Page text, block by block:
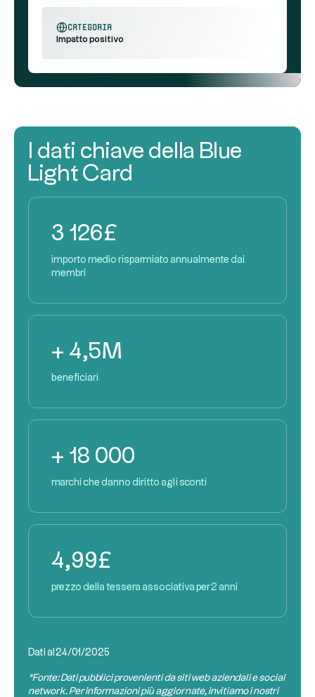
categoria
Impatto positivo
I dati chiave della Blue
Light Card
3 126£
importo medio risparmiato annualmente dai
membri
+ 4,5M
beneficiari
+ 18 000
marchi che danno diritto agli sconti
4,99£
prezzo della tessera associativa per 2 anni
Dati al 24/01/2025
*Fonte: Dati pubblici provenienti da siti web aziendali e social
network. Per informazioni più aggiornate, invitiamo i nostri